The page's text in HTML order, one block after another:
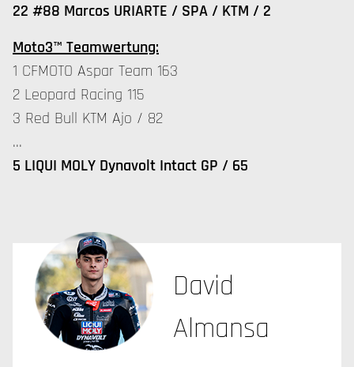
22 #88 Marcos URIARTE / SPA / KTM / 2
Moto3™ Teamwertung:
1 CFMOTO Aspar Team 163
2 Leopard Racing 115
3 Red Bull KTM Ajo / 82
…
5 LIQUI MOLY Dynavolt Intact GP / 65
David
Almansa